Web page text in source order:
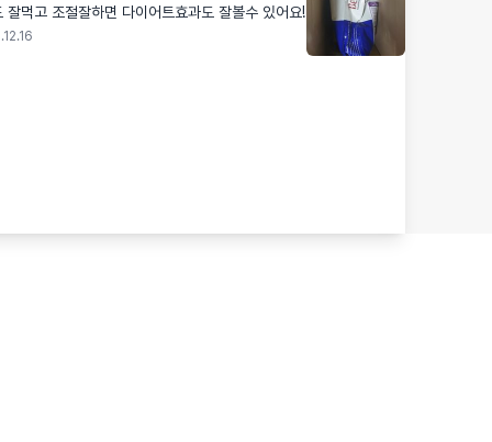
잘먹고 조절잘하면 다이어트효과도 잘볼수 있어요!